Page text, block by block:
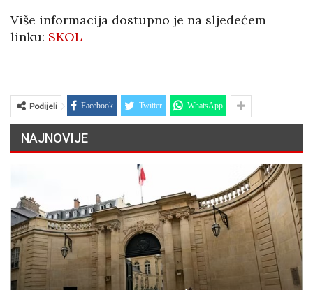
Više informacija dostupno je na sljedećem
linku: SKOL
Podijeli Facebook Twitter WhatsApp
NAJNOVIJE